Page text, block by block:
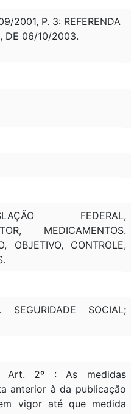
2001, P. 3: REFERENDA
, DE 06/10/2003.
FEDERAL,
MEDICAMENTOS.
OBJETIVO, CONTROLE,
SEGURIDADE SOCIAL;
Art. 2º : As medidas
anterior à da publicação
vigor até que medida